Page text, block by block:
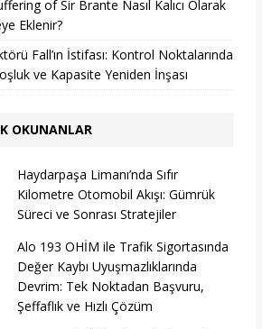
of Sir Brante Nasıl Kalıcı Olarak
Eklenir?
Fall’ın İstifası: Kontrol Noktalarında
ve Kapasite Yeniden İnşası
OKUNANLAR
Haydarpaşa Limanı’nda Sıfır
Kilometre Otomobil Akışı: Gümrük
Süreci ve Sonrası Stratejiler
Alo 193 OHİM ile Trafik Sigortasında
Değer Kaybı Uyuşmazlıklarında
Devrim: Tek Noktadan Başvuru,
Şeffaflık ve Hızlı Çözüm